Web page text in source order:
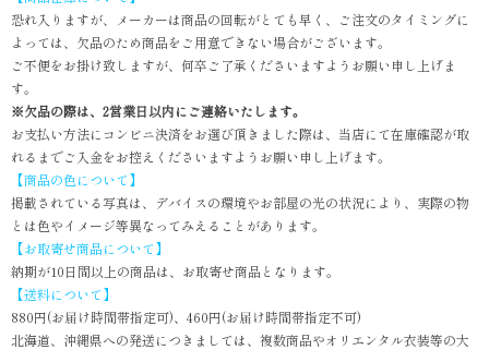
恐れ入りますが、メーカーは商品の回転がとても早く、ご注文のタイミングに
よっては、欠品のため商品をご用意できない場合がございます。
ご不便をお掛け致しますが、何卒ご了承くださいますようお願い申し上げま
す。
※欠品の際は、2営業日以内にご連絡いたします。
お支払い方法にコンビニ決済をお選び頂きました際は、当店にて在庫確認が取
れるまでご入金をお控えくださいますようお願い申し上げます。
【商品の色について】
掲載されている写真は、デバイスの環境やお部屋の光の状況により、実際の物
とは色やイメージ等異なってみえることがあります。
【お取寄せ商品について】
納期が10日間以上の商品は、お取寄せ商品となります。
【送料について】
880円(お届け時間帯指定可)、460円(お届け時間帯指定不可)
北海道、沖縄県への発送につきましては、複数商品やオリエンタル衣装等の大